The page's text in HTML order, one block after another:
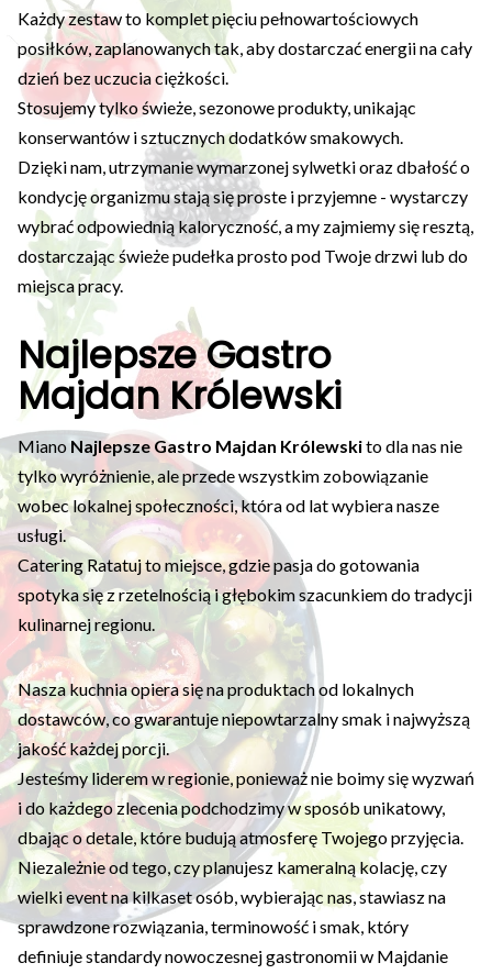
Każdy zestaw to komplet pięciu pełnowartościowych
posiłków, zaplanowanych tak, aby dostarczać energii na cały
dzień bez uczucia ciężkości.
Stosujemy tylko świeże, sezonowe produkty, unikając
konserwantów i sztucznych dodatków smakowych.
Dzięki nam, utrzymanie wymarzonej sylwetki oraz dbałość o
kondycję organizmu stają się proste i przyjemne - wystarczy
wybrać odpowiednią kaloryczność, a my zajmiemy się resztą,
dostarczając świeże pudełka prosto pod Twoje drzwi lub do
miejsca pracy.
Najlepsze Gastro
Majdan Królewski
Miano Najlepsze Gastro Majdan Królewskito dla nas nie
tylko wyróżnienie, ale przede wszystkim zobowiązanie
wobec lokalnej społeczności, która od lat wybiera nasze
usługi.
Catering Ratatuj to miejsce, gdzie pasja do gotowania
spotyka się z rzetelnością i głębokim szacunkiem do tradycji
kulinarnej regionu.
Nasza kuchnia opiera się na produktach od lokalnych
dostawców, co gwarantuje niepowtarzalny smak i najwyższą
jakość każdej porcji.
Jesteśmy liderem w regionie, ponieważ nie boimy się wyzwań
i do każdego zlecenia podchodzimy w sposób unikatowy,
dbając o detale, które budują atmosferę Twojego przyjęcia.
Niezależnie od tego, czy planujesz kameralną kolację, czy
wielki event na kilkaset osób, wybierając nas, stawiasz na
sprawdzone rozwiązania, terminowość i smak, który
definiuje standardy nowoczesnej gastronomii w Majdanie